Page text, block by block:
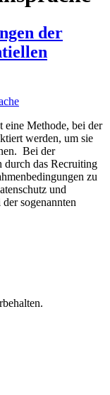
der
eine Methode, bei der
werden, um sie
Bei der
durch das Recruiting
zu
und
sogenannten